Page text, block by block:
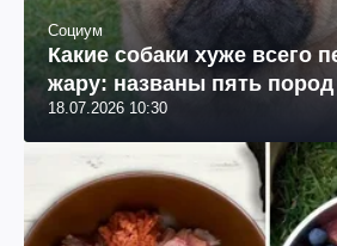
Социум
Какие собаки хуже всего
жару: названы пять пород
18.07.2026 10:30